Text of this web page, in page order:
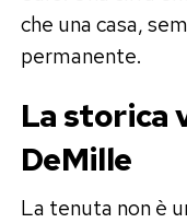
che una casa,
permanente.
La storica
DeMille
La tenuta non è